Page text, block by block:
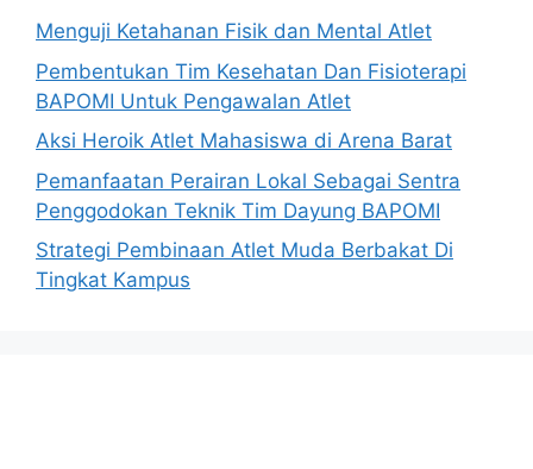
Menguji Ketahanan Fisik dan Mental Atlet
Pembentukan Tim Kesehatan Dan Fisioterapi
BAPOMI Untuk Pengawalan Atlet
Aksi Heroik Atlet Mahasiswa di Arena Barat
Pemanfaatan Perairan Lokal Sebagai Sentra
Penggodokan Teknik Tim Dayung BAPOMI
Strategi Pembinaan Atlet Muda Berbakat Di
Tingkat Kampus